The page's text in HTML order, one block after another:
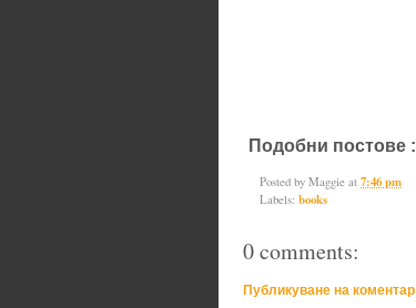
Подобни постове :
Posted by Maggie at 7:46 pm
Labels: books
0 comments:
Публикуване на коментар